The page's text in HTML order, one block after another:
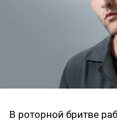
В роторной бритве